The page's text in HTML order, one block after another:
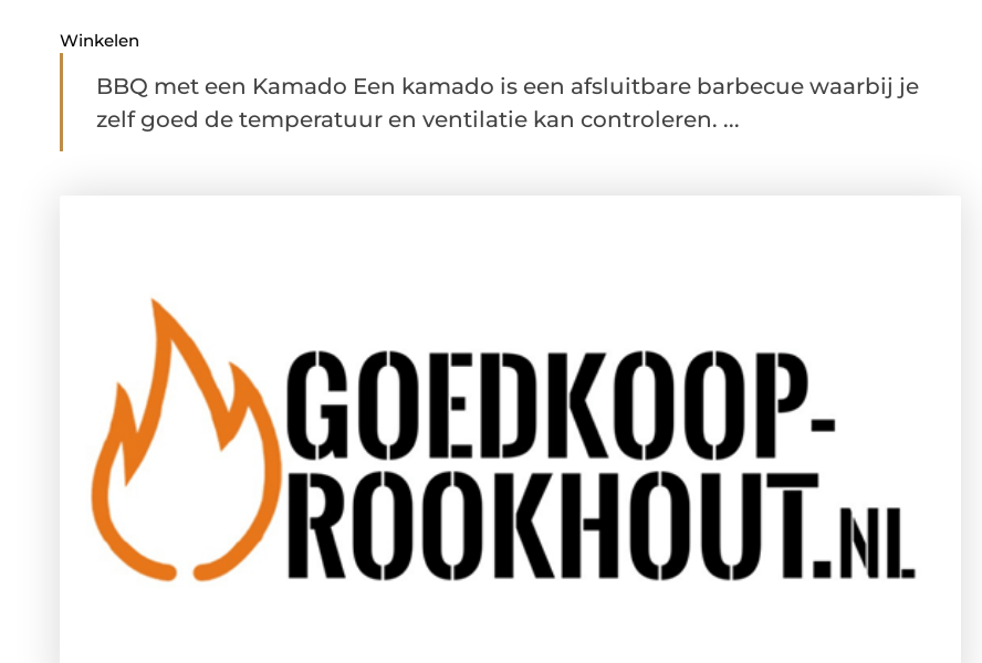
Winkelen
BBQ met een Kamado Een kamado is een afsluitbare barbecue waarbij je
zelf goed de temperatuur en ventilatie kan controleren. ...